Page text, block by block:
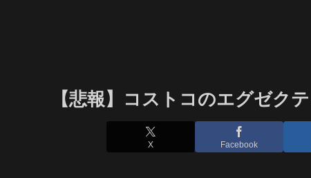
【悲報】コストコのエグゼク
X Facebook